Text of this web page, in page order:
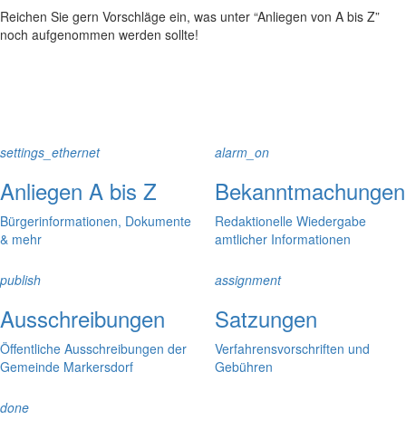
Reichen Sie gern Vorschläge ein, was unter “Anliegen von A bis Z”
noch aufgenommen werden sollte!
settings_ethernet
Anliegen A bis Z
Bürgerinformationen, Dokumente
& mehr
alarm_on
Bekanntmachungen
Redaktionelle Wiedergabe
amtlicher Informationen
publish
Ausschreibungen
Öffentliche Ausschreibungen der
Gemeinde Markersdorf
assignment
Satzungen
Verfahrensvorschriften und
Gebühren
done